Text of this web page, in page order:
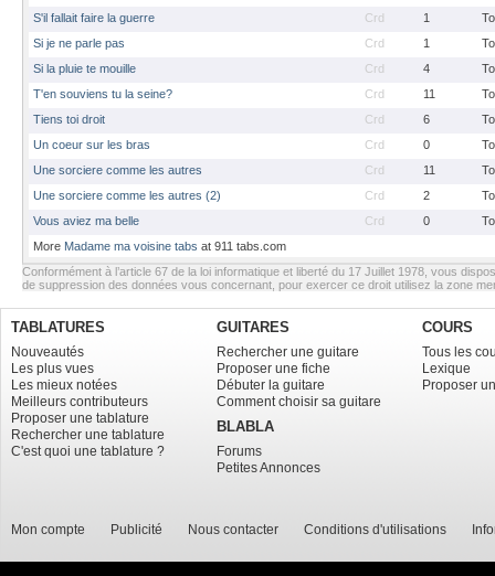
S'il fallait faire la guerre
Crd 1
Si je ne parle pas
Crd 1
Si la pluie te mouille
Crd 4
T'en souviens tu la seine?
Crd 11
Tiens toi droit
Crd 6
Un coeur sur les bras
Crd 0
Une sorciere comme les autres
Crd 11
Une sorciere comme les autres (2)
Crd 2
Vous aviez ma belle
Crd 0
More Madame ma voisine tabs at 911 tabs.com
Conformément à l’article 67 de la loi informatique et liberté du 17 Juillet 1978, vous
de suppression des données vous concernant, pour exercer ce droit utilisez la zone
TABLATURES
Nouveautés
Les plus vues
Les mieux notées
Meilleurs contributeurs
Proposer une tablature
Rechercher une tablature
C'est quoi une tablature ?
GUITARES
Rechercher une guitare
Proposer une fiche
Débuter la guitare
Comment choisir sa guitare
BLABLA
Forums
Petites Annonces
COURS
Tous les
Lexique
Proposer
Mon compte Publicité Nous contacter Conditions d'utilisations